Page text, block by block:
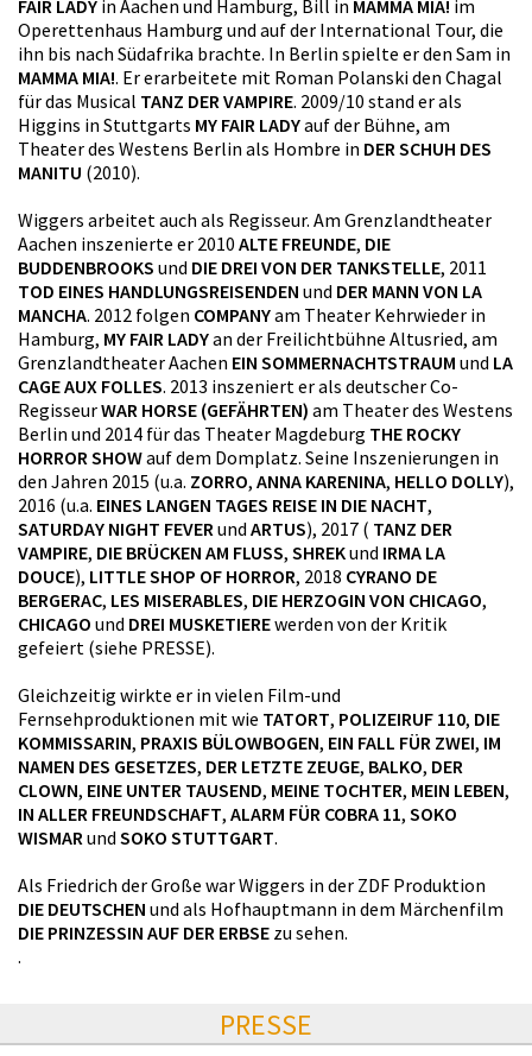
FAIR LADY in Aachen und Hamburg, Bill in MAMMA MIA! im
Operettenhaus Hamburg und auf der International Tour, die
ihn bis nach Südafrika brachte. In Berlin spielte er den Sam in
MAMMA MIA!. Er erarbeitete mit Roman Polanski den Chagal
für das Musical TANZ DER VAMPIRE. 2009/10 stand er als
Higgins in Stuttgarts MY FAIR LADYauf der Bühne, am
Theater des Westens Berlin als Hombre in DER SCHUH DES
MANITU (2010).
Wiggers arbeitet auch als Regisseur. Am Grenzlandtheater
Aachen inszenierte er 2010 ALTE FREUNDE, DIE
BUDDENBROOKS und DIE DREI VON DER TANKSTELLE, 2011
TOD EINES HANDLUNGSREISENDEN und DER MANN VON LA
MANCHA. 2012 folgen COMPANYam Theater Kehrwieder in
Hamburg, MY FAIR LADYan der Freilichtbühne Altusried, am
Grenzlandtheater Aachen EIN SOMMERNACHTSTRAUM und LA
CAGE AUX FOLLES. 2013 inszeniert er als deutscher Co-
RegisseurWAR HORSE (GEFÄHRTEN) am Theater des Westens
Berlin und 2014 für das Theater Magdeburg THE ROCKY
HORROR SHOWauf dem Domplatz. Seine Inszenierungen in
den Jahren 2015 (u.a. ZORRO, ANNA KARENINA, HELLO DOLLY),
2016 (u.a. EINES LANGEN TAGES REISE IN DIE NACHT,
SATURDAY NIGHT FEVERund ARTUS), 2017 ( TANZ DER
VAMPIRE, DIE BRÜCKEN AM FLUSS, SHREKund IRMA LA
DOUCE), LITTLE SHOP OF HORROR, 2018 CYRANO DE
BERGERAC, LES MISERABLES, DIE HERZOGIN VON CHICAGO,
CHICAGO und DREI MUSKETIEREwerden von der Kritik
gefeiert (siehe PRESSE).
Gleichzeitig wirkte er in vielen Film-und
Fernsehproduktionen mit wie TATORT, POLIZEIRUF 110, DIE
KOMMISSARIN, PRAXIS BÜLOWBOGEN, EIN FALL FÜR ZWEI, IM
NAMEN DES GESETZES, DER LETZTE ZEUGE, BALKO, DER
CLOWN, EINE UNTER TAUSEND, MEINE TOCHTER, MEIN LEBEN,
IN ALLER FREUNDSCHAFT, ALARM FÜR COBRA 11, SOKO
WISMARund SOKO STUTTGART.
Als Friedrich der Große war Wiggers in der ZDF Produktion
DIE DEUTSCHEN und als Hofhauptmann in dem Märchenfilm
DIE PRINZESSIN AUF DER ERBSE zu sehen.
.
PRESSE